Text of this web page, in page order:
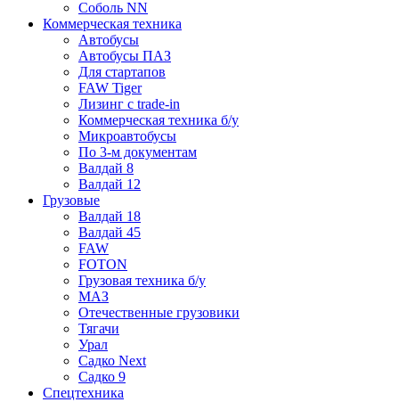
Соболь NN
Коммерческая техника
Автобусы
Автобусы ПАЗ
Для стартапов
FAW Tiger
Лизинг с trade-in
Коммерческая техника б/у
Микроавтобусы
По 3-м документам
Валдай 8
Валдай 12
Грузовые
Валдай 18
Валдай 45
FAW
FOTON
Грузовая техника б/у
МАЗ
Отечественные грузовики
Тягачи
Урал
Садко Next
Садко 9
Спецтехника